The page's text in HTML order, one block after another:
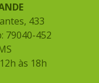
433
79040-452
às 18h